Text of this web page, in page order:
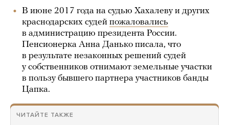
В июне 2017 года на судью Хахалеву и других
краснодарских судей пожаловались
в администрацию президента России.
Пенсионерка Анна Данько писала, что
в результате незаконных решений судей
у собственников отнимают земельные участки
в пользу бывшего партнера участников банды
Цапка.
ЧИТАЙТЕ ТАКЖЕ